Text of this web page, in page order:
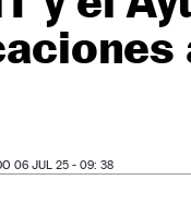
06 JUL 25 - 09: 38